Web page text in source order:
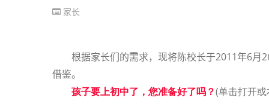
家长
根据家长们的需求，现将陈校长于2011年6月
借鉴。
孩子要上初中了，您准备好了吗？(单击打开或